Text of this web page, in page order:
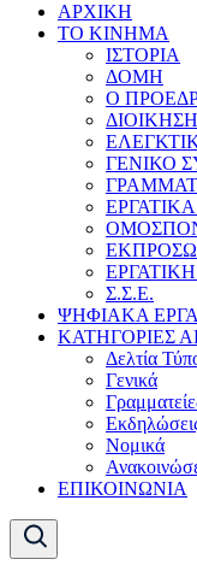
ΑΡΧΙΚΗ
ΤΟ ΚΙΝΗΜΑ
ΙΣΤΟΡΙΑ
ΔΟΜΗ
Ο
ΔΙΟΙΚΗΣΗ
ΓΕΝΙΚΟ
Σ.Σ.Ε.
ΨΗΦΙΑΚΑ
ΚΑΤΗΓΟΡΙΕΣ
Δελτία
Γενικά
Νομικά
ΕΠΙΚΟΙΝΩΝΙΑ